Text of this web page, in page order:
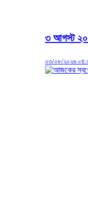
৩ আগস্ট
০৩/০৮/২০২৬